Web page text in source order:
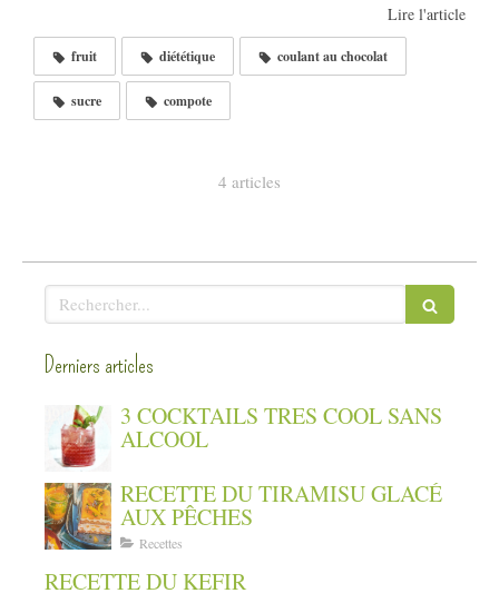
Lire l'article
fruit diététique coulant au chocolat
sucre compote
4 articles
Rechercher
Derniers articles
3 COCKTAILS TRES COOL SANS
ALCOOL
RECETTE DU TIRAMISU GLACÉ
AUX PÊCHES
Recettes
RECETTE DU KEFIR